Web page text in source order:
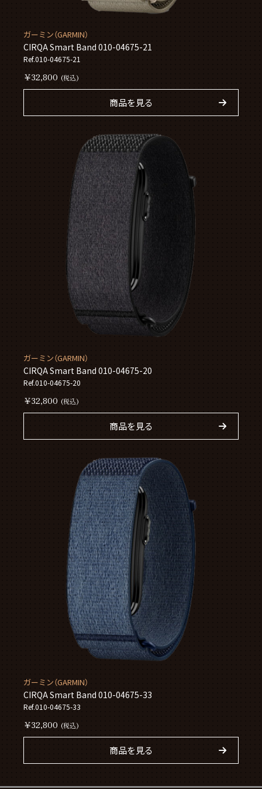
ガーミン（GARMIN）
CIRQA Smart Band 010-04675-21
Ref.010-04675-21
￥32,800 (税込)
商品を見る
ガーミン（GARMIN）
CIRQA Smart Band 010-04675-20
Ref.010-04675-20
￥32,800 (税込)
商品を見る
ガーミン（GARMIN）
CIRQA Smart Band 010-04675-33
Ref.010-04675-33
￥32,800 (税込)
商品を見る